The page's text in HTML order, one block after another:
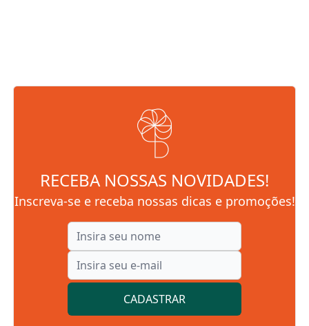
RECEBA NOSSAS NOVIDADES!
Inscreva-se e receba nossas dicas e promoções!
CADASTRAR